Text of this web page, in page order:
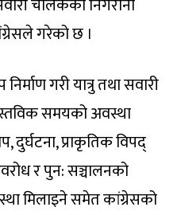
चालकको निगरानी
गरेको छ ।
गरी यात्रु तथा सवारी
समयको अवस्था
दुर्घटना, प्राकृतिक विपद्
र पुन: सञ्चालनको
मिलाइने समेत कांग्रेसको